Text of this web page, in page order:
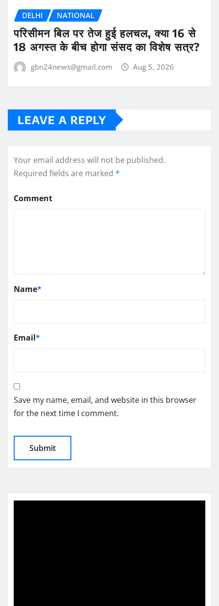
DELHI NATIONAL
परिसीमन बिल पर तेज हुई हलचल, क्या 16 से
18 अगस्त के बीच होगा संसद का विशेष सत्र?
gbn24news@gmail.com Aug 5, 2026
LEAVE A REPLY
Your email address will not be published.
Required fields are marked *
Comment
Name*
Email*
Save my name, email, and website in this browser
for the next time I comment.